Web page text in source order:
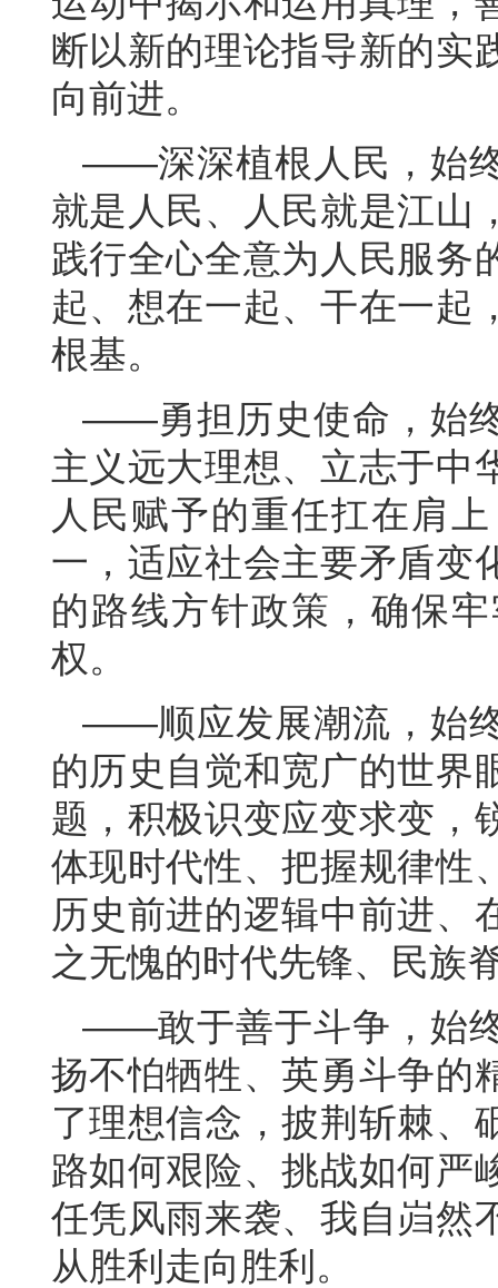
断以新的理论指导新的实
向前进。
——深深植根人民，始
就是人民、人民就是江山
践行全心全意为人民服务
起、想在一起、干在一起
根基。
——勇担历史使命，始
主义远大理想、立志于中
人民赋予的重任扛在肩
一，适应社会主要矛盾变
的路线方针政策，确保
权。
——顺应发展潮流，始
的历史自觉和宽广的世界
题，积极识变应变求变，
体现时代性、把握规律性
历史前进的逻辑中前进、
之无愧的时代先锋、民族
——敢于善于斗争，始
扬不怕牺牲、英勇斗争的
了理想信念，披荆斩棘、
路如何艰险、挑战如何严
任凭风雨来袭、我自岿然
从胜利走向胜利。